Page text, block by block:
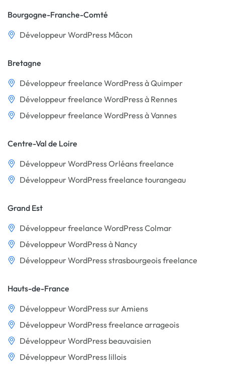
Bourgogne-Franche-Comté
Développeur WordPress Mâcon
Bretagne
Développeur freelance WordPress à Quimper
Développeur freelance WordPress à Rennes
Développeur freelance WordPress à Vannes
Centre-Val de Loire
Développeur WordPress Orléans freelance
Développeur WordPress freelance tourangeau
Grand Est
Développeur freelance WordPress Colmar
Développeur WordPress à Nancy
Développeur WordPress strasbourgeois freelance
Hauts-de-France
Développeur WordPress sur Amiens
Développeur WordPress freelance arrageois
Développeur WordPress beauvaisien
Développeur WordPress lillois